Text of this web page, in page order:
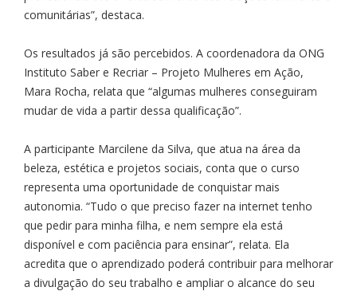
comunitárias”, destaca.
Os resultados já são percebidos. A coordenadora da ONG
Instituto Saber e Recriar – Projeto Mulheres em Ação,
Mara Rocha, relata que “algumas mulheres conseguiram
mudar de vida a partir dessa qualificação”.
A participante Marcilene da Silva, que atua na área da
beleza, estética e projetos sociais, conta que o curso
representa uma oportunidade de conquistar mais
autonomia. “Tudo o que preciso fazer na internet tenho
que pedir para minha filha, e nem sempre ela está
disponível e com paciência para ensinar”, relata. Ela
acredita que o aprendizado poderá contribuir para melhorar
a divulgação do seu trabalho e ampliar o alcance do seu